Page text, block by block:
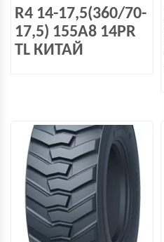
R4 14-17,5(360/70-
17,5) 155A8 14PR
TL КИТАЙ